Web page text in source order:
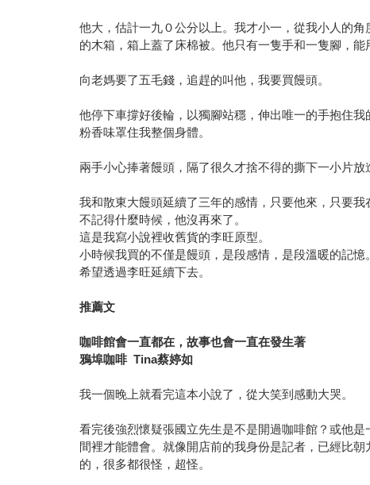
他大，估計一九０公分以上。我才小一，從我小人的
的木箱，箱上蓋了床棉被。他只有一隻手和一隻腳，能
向老媽要了五毛錢，追趕的叫他，我要買饅頭。
他停下車撐好後輪，以獨腳站穩，伸出唯一的手抱住
粉香味罩住我整個身體。
兩手小心捧著饅頭，隔了很久才捨不得的撕下一小片
我和散東大饅頭延續了三年的感情，只要他來，只要我
不記得什麼時候，他沒再來了。
這是我寫小說裡收舊貨的李旺原型。
小時候我買的不僅是饅頭，是段感情，是段溫暖的記憶。
希望透過李旺延續下去。
推薦文
咖啡館會一直都在，故事也會一直在發生著
鴉埠咖啡 Tina蔡婷如
我一個晚上就看完這本小說了，從大笑到感動大哭。
看完後強烈懷疑張國立先生是不是開過咖啡館？或他
間裡才能體會。就像開店前的我身份是記者，已經比
的，很多都很怪，超怪。